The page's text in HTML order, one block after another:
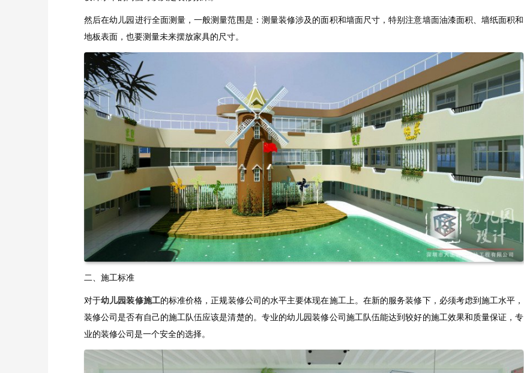
然后在幼儿园进行全面测量，一般测量范围是：测量装修涉及的面积和墙面尺寸，特别注意墙面油漆面积、墙纸面积和
地板表面，也要测量未来摆放家具的尺寸。
二、施工标准
对于幼儿园装修施工的标准价格，正规装修公司的水平主要体现在施工上。在新的服务装修下，必须考虑到施工水平，
装修公司是否有自己的施工队伍应该是清楚的。专业的幼儿园装修公司施工队伍能达到较好的施工效果和质量保证，专
业的装修公司是一个安全的选择。